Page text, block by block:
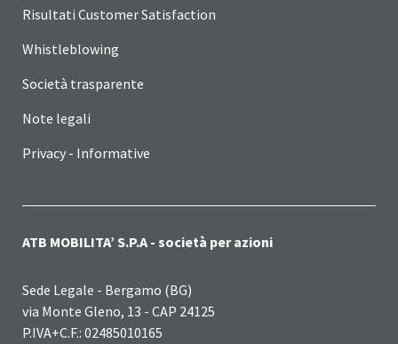
Risultati Customer Satisfaction
Whistleblowing
Società trasparente
Note legali
Privacy - Informative
ATB MOBILITA’ S.P.A - società per azioni
Sede Legale - Bergamo (BG)
via Monte Gleno, 13 - CAP 24125
P.IVA+C.F.: 02485010165